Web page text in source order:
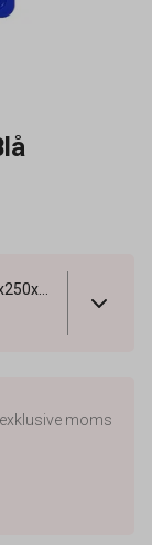
Skärbräda Med Ränna PE Blå 350x250x8mm
exklusive moms